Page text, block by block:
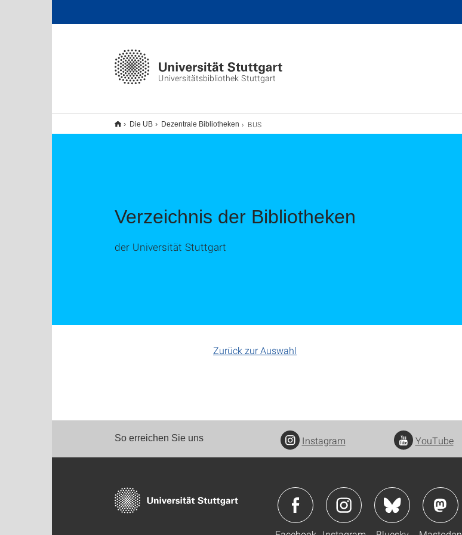
Universitätsbibliothek Stuttgart
Die UB Dezentrale Bibliotheken BUS
Verzeichnis der Bibliotheken
der Universität Stuttgart
Zurück zur Auswahl
So erreichen Sie uns Instagram YouTube